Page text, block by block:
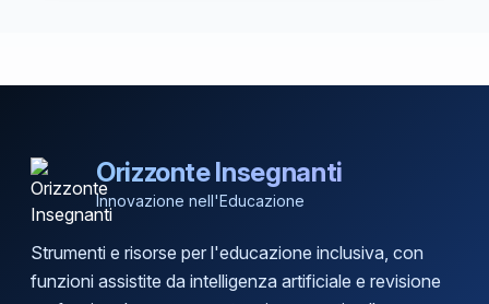
Orizzonte Insegnanti
Innovazione nell'Educazione
Strumenti e risorse per l'educazione inclusiva, con
funzioni assistite da intelligenza artificiale e revisione